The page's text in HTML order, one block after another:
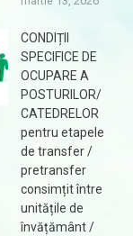
CONDIȚII
SPECIFICE DE
OCUPARE A
POSTURILOR/
CATEDRELOR
pentru etapele
de transfer /
pretransfer
consimțit între
unitățile de
învățământ /